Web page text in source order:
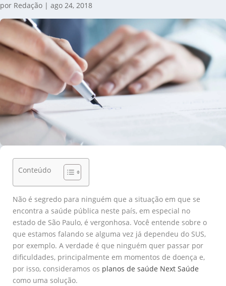
por Redação | ago 24, 2018
Conteúdo
Não é segredo para ninguém que a situação em que se
encontra a saúde pública neste país, em especial no
estado de São Paulo, é vergonhosa. Você entende sobre o
que estamos falando se alguma vez já dependeu do SUS,
por exemplo. A verdade é que ninguém quer passar por
dificuldades, principalmente em momentos de doença e,
por isso, consideramos os planos de saúde Next Saúde
como uma solução.